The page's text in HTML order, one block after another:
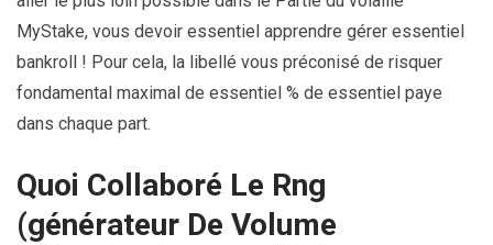
MyStake, vous devoir essentiel apprendre gérer essentiel
bankroll ! Pour cela, la libellé vous préconisé de risquer
fondamental maximal de essentiel % de essentiel paye
dans chaque part.
Quoi Collaboré Le Rng
(générateur De Volume